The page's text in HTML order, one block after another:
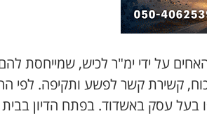
נעצרו האחים על ידי ימ"ר לכיש, שמייחסת
קשירת קשר לפשע ותקיפה. לפי
בעל עסק באשדוד. בפתח הדיון בבית